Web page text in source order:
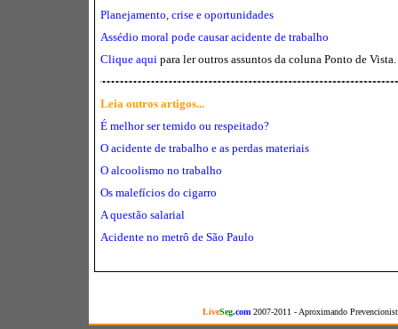
Planejamento, crise e oportunidades
Assédio moral pode causar acidente de trabalho
Clique aqui para ler outros assuntos da coluna Ponto de Vista.
Leia outros artigos...
É melhor ser temido ou respeitado?
O acidente de trabalho e as perdas materiais
O alcoolismo no trabalho
Os malefícios do cigarro
A questão salarial
Acidente no metrô de São Paulo
LiveSeg.com2007-2011 - Aproximando